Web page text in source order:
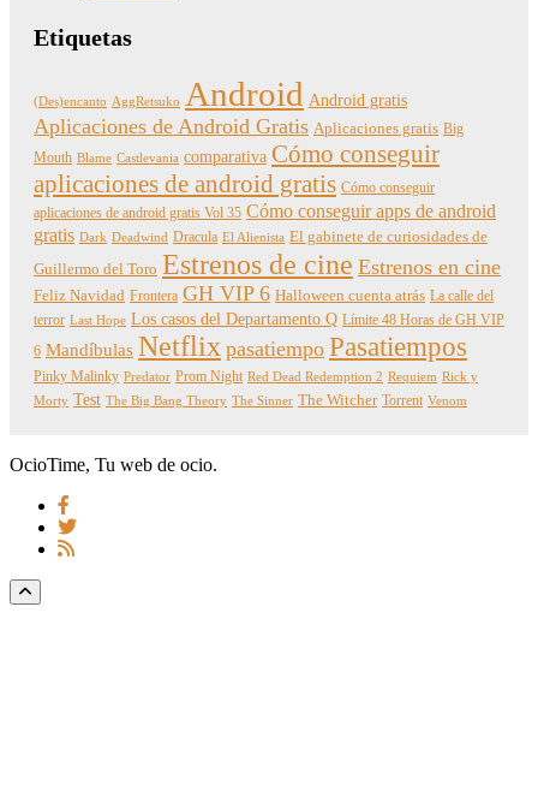
Etiquetas
(Des)encanto AggRetsuko Android Android gratis
Aplicaciones de Android Gratis Aplicaciones gratis Big
Mouth Blame Castlevania comparativa Cómo conseguir
aplicaciones de android gratis Cómo conseguir
aplicaciones de android gratis Vol 35 Cómo conseguir apps de android
gratis Dark Deadwind Dracula El Alienista El gabinete de curiosidades de
Guillermo del Toro Estrenos de cine Estrenos en cine
Feliz Navidad Frontera GH VIP 6 Halloween cuenta atrás La calle del
terror Last Hope Los casos del Departamento Q Límite 48 Horas de GH VIP
6 Mandíbulas Netflix pasatiempo Pasatiempos
Pinky Malinky Predator Prom Night Red Dead Redemption 2 Requiem Rick y
Morty Test The Big Bang Theory The Sinner The Witcher Torrent Venom
OcioTime, Tu web de ocio.